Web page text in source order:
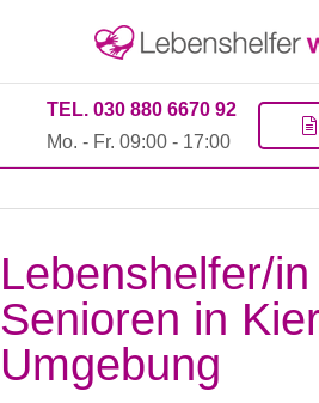
TEL. 030 880 6670 92
Mo. - Fr. 09:00 - 17:00
Lebenshelfer/
Senioren in
Umgebung